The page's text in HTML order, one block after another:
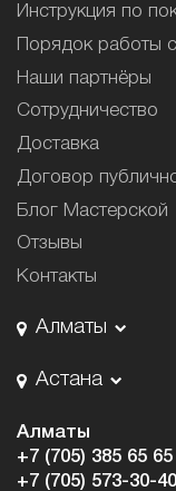
Инструкция по
Порядок работы
Наши партнёры
Сотрудничество
Доставка
Договор
Блог Мастерской
Отзывы
Контакты
Алматы
Астана
Алматы
+7 (705) 385 65 65
+7 (705) 573-30-40